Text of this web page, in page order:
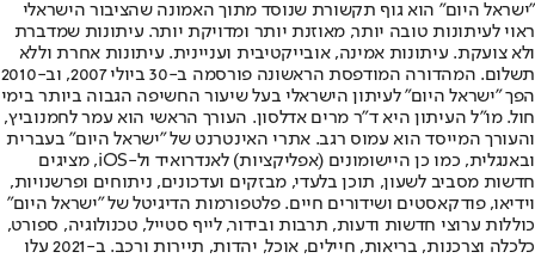
"ישראל היום" הוא גוף תקשורת שנוסד מתוך האמונה שהציבור הישראלי
ראוי לעיתונות טובה יותר, מאוזנת יותר ומדויקת יותר. עיתונות שמדברת
ולא צועקת. עיתונות אמינה, אובייקטיבית ועניינית. עיתונות אחרת וללא
תשלום. המהדורה המודפסת הראשונה פורסמה ב-30 ביולי 2007, וב-2010
הפך "ישראל היום" לעיתון הישראלי בעל שיעור החשיפה הגבוה ביותר בימי
חול. מו"ל העיתון היא ד"ר מרים אדלסון. העורך הראשי הוא עמר לחמנוביץ,
והעורך המייסד הוא עמוס רגב. אתרי האינטרנט של "ישראל היום" בעברית
ובאנגלית, כמו כן היישומונים (אפליקציות) לאנדרואיד ול-iOS, מציגים
חדשות מסביב לשעון, תוכן בלעדי, מבזקים ועדכונים, ניתוחים ופרשנויות,
וידיאו, פודקאסטים ושידורים חיים. פלטפורמות הדיגיטל של "ישראל היום"
כוללות ערוצי חדשות ודעות, תרבות ובידור, לייף סטייל, טכנולוגיה, ספורט,
כלכלה וצרכנות, בריאות, חיילים, אוכל, יהדות, תיירות ורכב. ב-2021 עלו